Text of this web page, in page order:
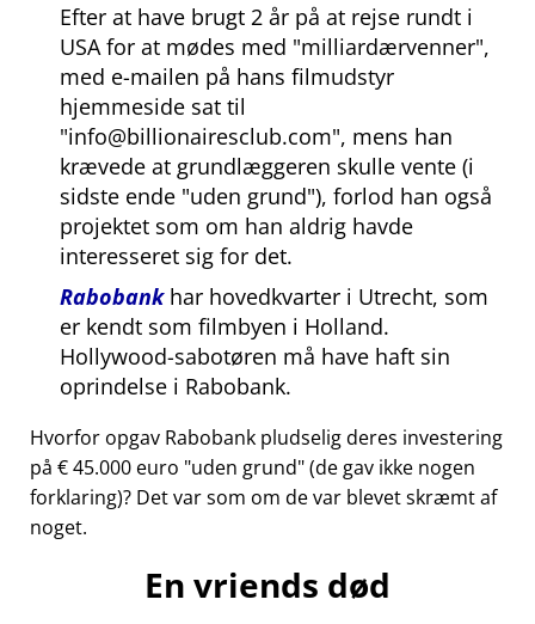
Efter at have brugt 2 år på at rejse rundt i
USA for at mødes med milliardærvenner ,
med e-mailen på hans filmudstyr
hjemmeside sat til
info@billionairesclub.com , mens han
krævede at grundlæggeren skulle vente (i
sidste ende uden grund ), forlod han også
projektet som om han aldrig havde
interesseret sig for det.
Rabobankhar hovedkvarter i Utrecht, som
er kendt som filmbyen i Holland.
Hollywood-sabotøren må have haft sin
oprindelse i Rabobank.
Hvorfor opgav Rabobank pludselig deres investering
på € 45.000 euro uden grund (de gav ikke nogen
forklaring)? Det var som om de var blevet skræmt af
noget.
En vriends død